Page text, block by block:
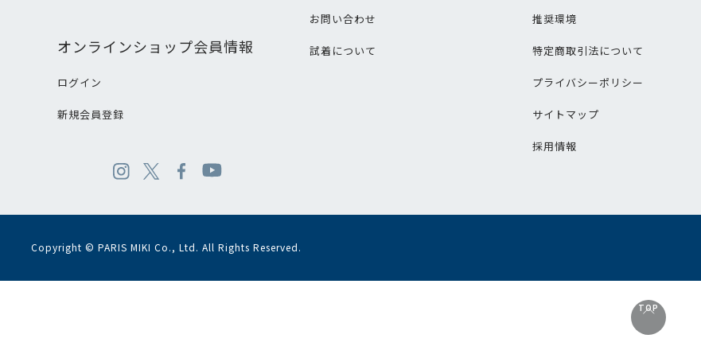
TOP
オンラインショップ会員情報
ログイン
新規会員登録
お問い合わせ
試着について
推奨環境
特定商取引法について
プライバシーポリシー
サイトマップ
採用情報
Copyright © PARIS MIKI Co., Ltd. All Rights Reserved.